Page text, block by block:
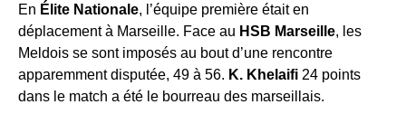
En Élite Nationale, l’équipe première était en
déplacement à Marseille. Face au HSB Marseille, les
Meldois se sont imposés au bout d’une rencontre
apparemment disputée, 49 à 56. K. Khelaifi 24 points
dans le match a été le bourreau des marseillais.